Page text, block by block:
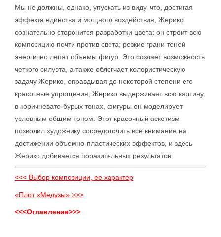
Мы не должны, однако, упускать из виду, что, достигая
эффекта единства и мощного воздействия, Жерико
сознательно сторонится разработки цвета: он строит всю
композицию почти против света; резкие грани теней
энергично лепят объемы фигур. Это создает возможность
четкого силуэта, а также облегчает колористическую
задачу Жерико, оправдывая до некоторой степени его
красочные упрощения; Жерико выдерживает всю картину
в коричневато-бурых тонах, фигуры он моделирует
условным общим тоном. Этот красочный аскетизм
позволил художнику сосредоточить все внимание на
достижении объемно-пластических эффектов, и здесь
Жерико добивается поразительных результатов.
<<< Выбор композиции, ее характер
«Плот «Медузы» >>>
<<<Оглавление>>>